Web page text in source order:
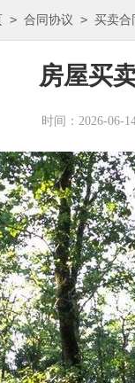
> 合同协议 > 买卖合
房屋买
时间：2026-06-